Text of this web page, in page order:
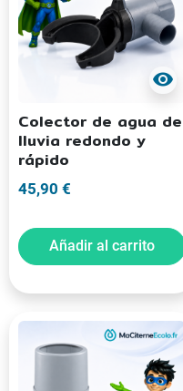
visibility
Colector de agua de
lluvia redondo y
rápido
45,90 €
Añadir al carrito